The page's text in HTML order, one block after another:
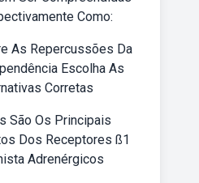
Como:
As Repercussões Da
Escolha As
Corretas
São Os Principais
Dos Receptores ß1
Adrenérgicos